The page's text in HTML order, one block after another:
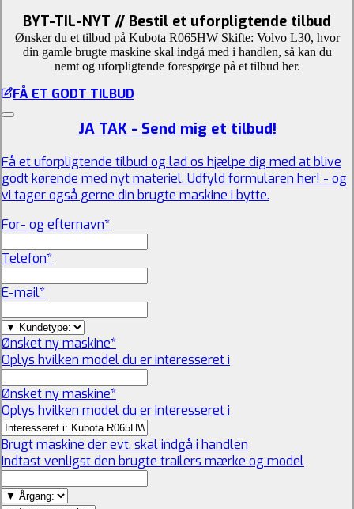
BYT-TIL-NYT // Bestil et uforpligtende tilbud
Ønsker du et tilbud på Kubota R065HW Skifte: Volvo L30, hvor
din gamle brugte maskine skal indgå med i handlen, så kan du
nemt og uforpligtende forespørge på et tilbud her.
FÅ ET GODT TILBUD
JA TAK - Send mig et tilbud!
Få et uforpligtende tilbud og lad os hjælpe dig med at blive
godt kørende med nyt materiel. Udfyld formularen her! - og
vi tager også gerne din brugte maskine i bytte.
For- og efternavn*
Telefon*
E-mail*
Ønsket ny maskine*
Oplys hvilken model du er interesseret i
Ønsket ny maskine*
Oplys hvilken model du er interesseret i
Brugt maskine der evt. skal indgå i handlen
Indtast venligst den brugte trailers mærke og model